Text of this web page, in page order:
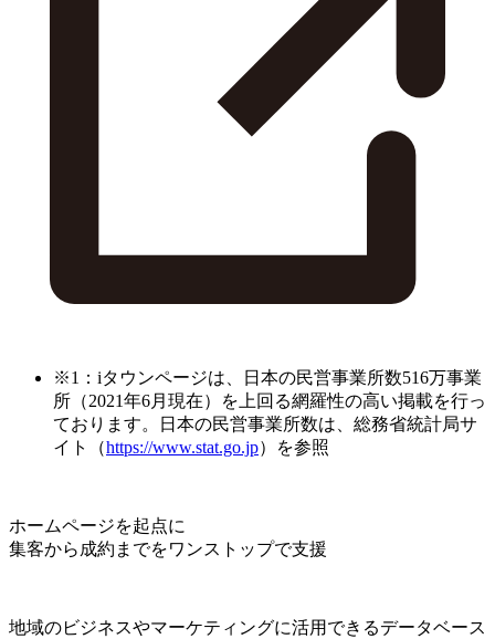
※1：iタウンページは、日本の民営事業所数516万事業
所（2021年6月現在）を上回る網羅性の高い掲載を行っ
ております。日本の民営事業所数は、総務省統計局サ
イト（https://www.stat.go.jp）を参照
ホームページを起点に
集客から成約までをワンストップで支援
地域のビジネスやマーケティングに活用できるデータベース